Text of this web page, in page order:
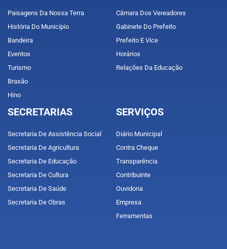
Paisagens Da Nossa Terra
História Do Município
Bandeira
Eventos
Turismo
Brasão
Hino
Câmara Dos Vereadores
Gabinete Do Prefeito
Prefeito E Vice
Horários
Relações Da Educação
SECRETARIAS
Secretaria De Assistência Social
Secretaria De Agricultura
Secretaria De Educação
Secretaria De Cultura
Secretaria De Saúde
Secretaria De Obras
SERVIÇOS
Diário Municipal
Contra Cheque
Transparência
Contribuinte
Ouvidoria
Empresa
Ferramentas